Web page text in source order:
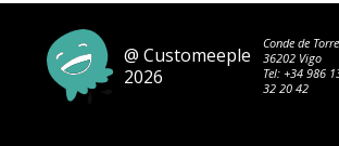
@ Customeeple
2026
Conde de
36202 Vigo
Tel: +34 986
32 20 42